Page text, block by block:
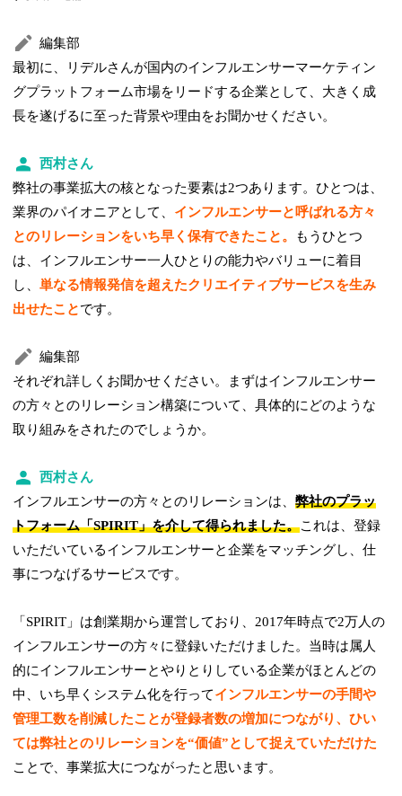
編集部
最初に、リデルさんが国内のインフルエンサーマーケティン
グプラットフォーム市場をリードする企業として、大きく成
長を遂げるに至った背景や理由をお聞かせください。
西村さん
弊社の事業拡大の核となった要素は2つあります。ひとつは、
業界のパイオニアとして、 インフルエンサーと呼ばれる方々
とのリレーションをいち早く保有できたこと。
もうひとつ
は、インフルエンサー一人ひとりの能力やバリューに着目
し、単なる情報発信を超えたクリエイティブサービスを生み
出せたことです。
編集部
それぞれ詳しくお聞かせください。まずはインフルエンサー
の方々とのリレーション構築について、具体的にどのような
取り組みをされたのでしょうか。
西村さん
インフルエンサーの方々とのリレーションは、弊社のプラッ
トフォーム「SPIRIT」を介して得られました。これは、登録
いただいているインフルエンサーと企業をマッチングし、仕
事につなげるサービスです。
「SPIRIT」は創業期から運営しており、2017年時点で2万人の
インフルエンサーの方々に登録いただけました。当時は属人
的にインフルエンサーとやりとりしている企業がほとんどの
中、いち早くシステム化を行ってインフルエンサーの手間や
管理工数を削減したことが登録者数の増加につながり、ひい
ては弊社とのリレーションを“価値”として捉えていただけた
ことで、事業拡大につながったと思います。